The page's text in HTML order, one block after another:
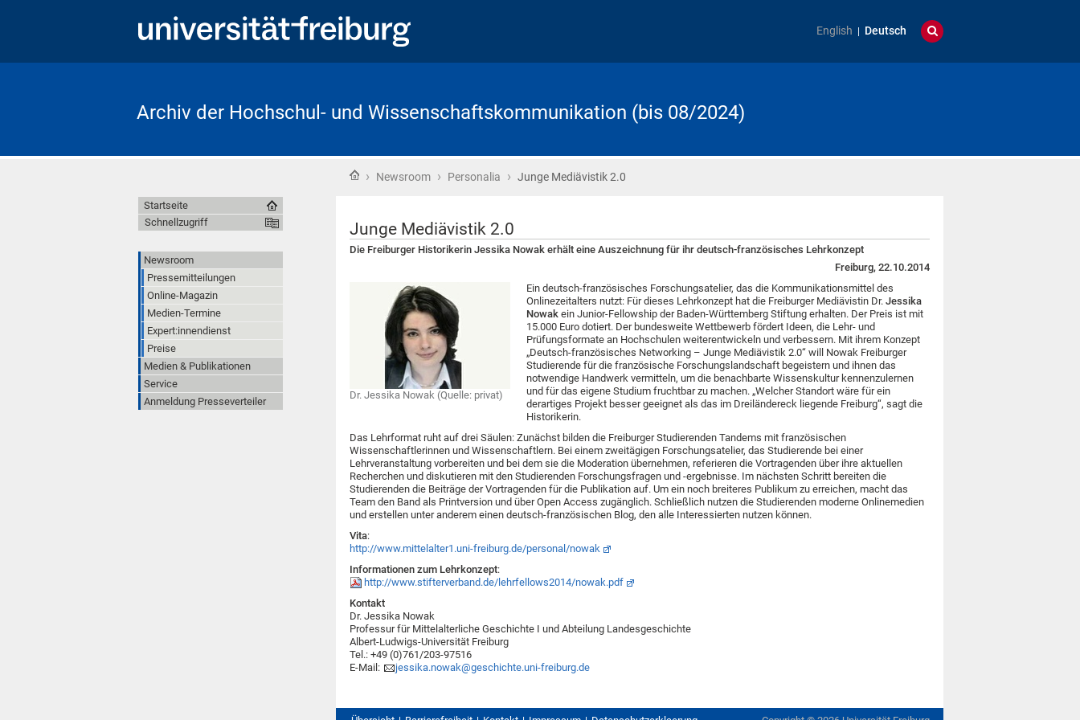
English Deutsch
Archiv der Hochschul- und Wissenschaftskommunikation (bis 08/2024)
Startseite
› Newsroom › Personalia › Junge Mediävistik 2.0
Junge Mediävistik 2.0
Die Freiburger Historikerin Jessika Nowak erhält eine Auszeichnung für ihr deutsch-französisches Lehrkonzept
Freiburg, 22.10.2014
Dr. Jessika Nowak (Quelle: privat)
Ein deutsch-französisches Forschungsatelier, das die Kommunikationsmittel des
Onlinezeitalters nutzt: Für dieses Lehrkonzept hat die Freiburger Mediävistin Dr. Jessika
Nowak ein Junior-Fellowship der Baden-Württemberg Stiftung erhalten. Der Preis ist mit
15.000 Euro dotiert. Der bundesweite Wettbewerb fördert Ideen, die Lehr- und
Prüfungsformate an Hochschulen weiterentwickeln und verbessern. Mit ihrem Konzept
„Deutsch-französisches Networking – Junge Mediävistik 2.0“ will Nowak Freiburger
Studierende für die französische Forschungslandschaft begeistern und ihnen das
notwendige Handwerk vermitteln, um die benachbarte Wissenskultur kennenzulernen
und für das eigene Studium fruchtbar zu machen. „Welcher Standort wäre für ein
derartiges Projekt besser geeignet als das im Dreiländereck liegende Freiburg“, sagt die
Historikerin.
Das Lehrformat ruht auf drei Säulen: Zunächst bilden die Freiburger Studierenden Tandems mit französischen
Wissenschaftlerinnen und Wissenschaftlern. Bei einem zweitägigen Forschungsatelier, das Studierende bei einer
Lehrveranstaltung vorbereiten und bei dem sie die Moderation übernehmen, referieren die Vortragenden über ihre aktuellen
Recherchen und diskutieren mit den Studierenden Forschungsfragen und -ergebnisse. Im nächsten Schritt bereiten die
Studierenden die Beiträge der Vortragenden für die Publikation auf. Um ein noch breiteres Publikum zu erreichen, macht das
Team den Band als Printversion und über Open Access zugänglich. Schließlich nutzen die Studierenden moderne Onlinemedien
und erstellen unter anderem einen deutsch-französischen Blog, den alle Interessierten nutzen können.
Vita:
http://www.mittelalter1.uni-freiburg.de/personal/nowak
Informationen zum Lehrkonzept:
http://www.stifterverband.de/lehrfellows2014/nowak.pdf
Kontakt
Dr. Jessika Nowak
Professur für Mittelalterliche Geschichte I und Abteilung Landesgeschichte
Albert-Ludwigs-Universität Freiburg
Tel.: +49 (0)761/203-97516
E-Mail:
jessika.nowak@geschichte.uni-freiburg.de
Startseite
Schnellzugriff
Newsroom
Pressemitteilungen
Online-Magazin
Medien-Termine
Expert:innendienst
Preise
Medien & Publikationen
Service
Anmeldung Presseverteiler